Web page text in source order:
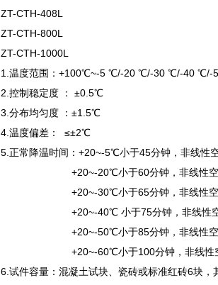
ZT-CTH-408L
ZT-CTH-800L
ZT-CTH-1000L
1.温度范围：+100℃~-5 ℃/-20 ℃/-30 ℃/-40
2.控制稳定度 ： ±0.5℃
3.分布均匀度 ：±1.5℃
4.温度偏差： ≤±2℃
5.正常降温时间：+20~-5℃小于45分钟，非线性
+20~-20℃小于60分钟，非线性空
+20~-30℃小于65分钟，非线性空
+20~-40℃ 小于75分钟，非线性
+20~-50℃小于85分钟，非线性空
+20~-60℃小于100分钟，
6.试件容量：混凝土试块、瓷砖或标准红砖6块，